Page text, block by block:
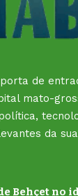
de
mato-
da
Behçet no